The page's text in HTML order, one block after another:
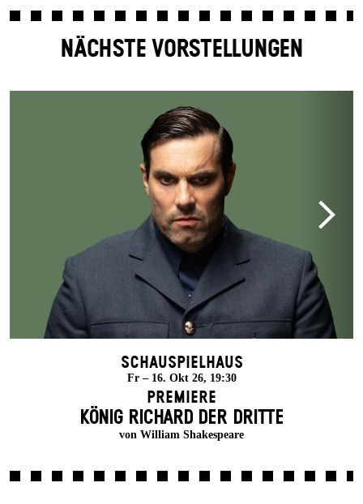
NÄCHSTE VORSTELLUNGEN
Schauspielhaus
Fr – 16. Okt 26, 19:30
Premiere
KÖNIG RICHARD DER DRITTE
von William Shakespeare